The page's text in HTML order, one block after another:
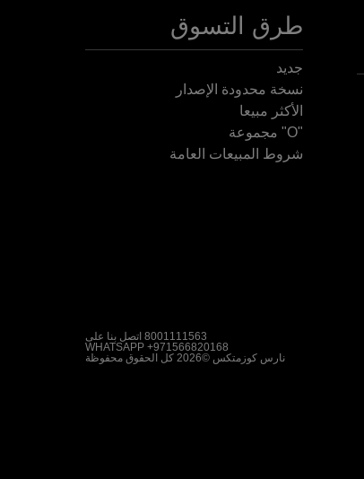
طرق التسوق
جديد
نسخة محدودة الإصدار
الأكثر مبيعا
"O" مجموعة
شروط المبيعات العامة
8001111563 اتصل بنا على
WHATSAPP +971566820168
نارس كوزمتكس ©
2026 كل الحقوق محفوظة